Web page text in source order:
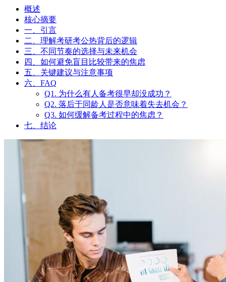
概述
核心摘要
一、引言
二、理解考研考公热背后的逻辑
三、不同节奏的选择与未来机会
四、如何避免盲目比较带来的焦虑
五、关键建议与注意事项
六、FAQ
Q1. 为什么有人备考很早却没成功？
Q2. 落后于同龄人是否意味着失去机会？
Q3. 如何缓解备考过程中的焦虑？
七、结论